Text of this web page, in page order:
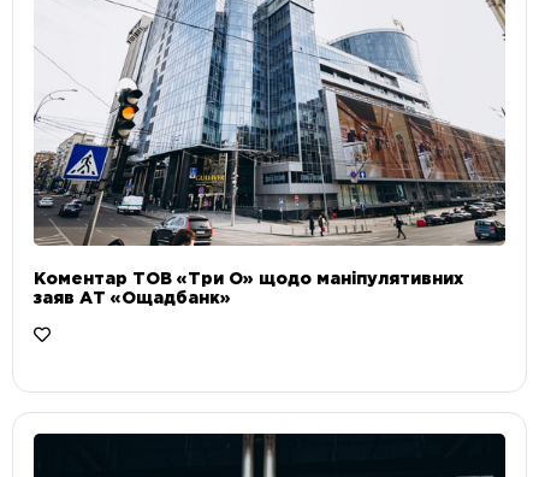
Коментар ТОВ «Три О» щодо маніпулятивних
заяв АТ «Ощадбанк»